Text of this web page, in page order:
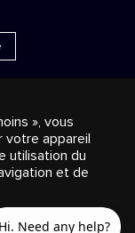
distribution
Radio
droits réservés.
et les autres
», vous
appareil
utilisation du
et de